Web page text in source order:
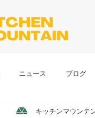
ニュース ブログ
キッチンマウンテ